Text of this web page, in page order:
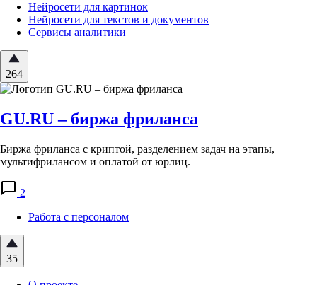
Нейросети для картинок
Нейросети для текстов и документов
Сервисы аналитики
264
GU.RU – биржа фриланса
Биржа фриланса с криптой, разделением задач на этапы,
мультифрилансом и оплатой от юрлиц.
2
Работа с персоналом
35